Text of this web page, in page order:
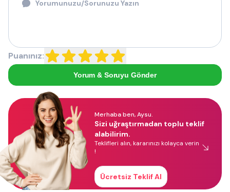
Puanınız:
Yorum & Soruyu Gönder
Merhaba ben, Aysu.
Sizi uğraştırmadan toplu teklif
alabilirim.
Teklifleri alın, kararınızı kolayca verin
!
Ücretsiz Teklif Al